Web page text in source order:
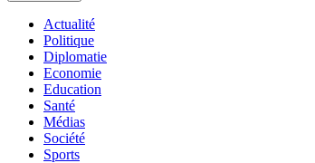
Actualité
Politique
Diplomatie
Economie
Education
Santé
Médias
Société
Sports